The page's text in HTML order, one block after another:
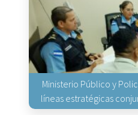
Ministerio Público y
líneas estratégicas